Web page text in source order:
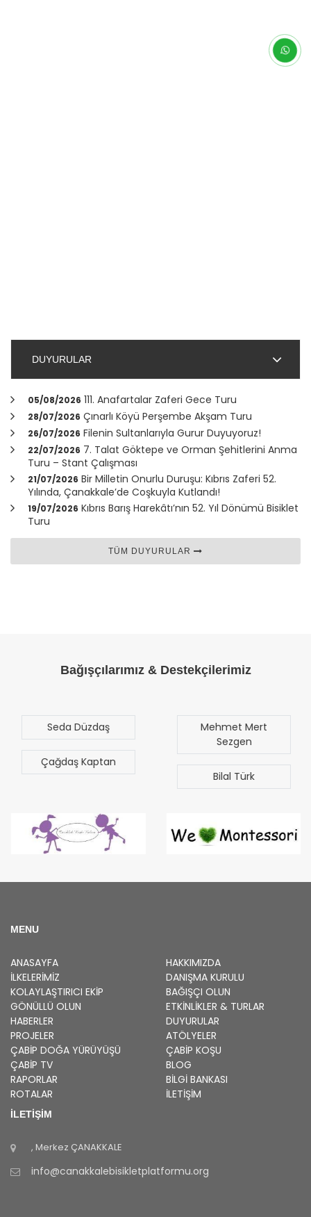
DUYURULAR
05/08/2026 111. Anafartalar Zaferi Gece Turu
28/07/2026 Çınarlı Köyü Perşembe Akşam Turu
26/07/2026 Filenin Sultanlarıyla Gurur Duyuyoruz!
22/07/2026 7. Talat Göktepe ve Orman Şehitlerini Anma
Turu – Stant Çalışması
21/07/2026 Bir Milletin Onurlu Duruşu: Kıbrıs Zaferi 52.
Yılında, Çanakkale’de Coşkuyla Kutlandı!
19/07/2026 Kıbrıs Barış Harekâtı’nın 52. Yıl Dönümü Bisiklet
Turu
TÜM DUYURULAR
Bağışçılarımız & Destekçilerimiz
Seda Düzdaş
Çağdaş Kaptan
Mehmet Mert
Sezgen
Bilal Türk
MENU
ANASAYFA
HAKKIMIZDA
İLKELERIMIZ
DANIŞMA KURULU
KOLAYLAŞTIRICI EKIP
BAĞIŞÇI OLUN
GÖNÜLLÜ OLUN
ETKINLIKLER & TURLAR
HABERLER
DUYURULAR
PROJELER
ATÖLYELER
ÇABİP DOĞA YÜRÜYÜŞÜ ÇABİP KOŞU
ÇABİP TV
BLOG
RAPORLAR
BILGI BANKASI
ROTALAR
İLETİŞİM
İLETİŞİM
, Merkez ÇANAKKALE
info@canakkalebisikletplatformu.org